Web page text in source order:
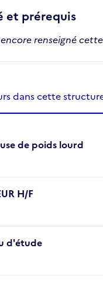
et prérequis
renseigné
la structure
dans cette
de poids lourd
H/F
d'étude